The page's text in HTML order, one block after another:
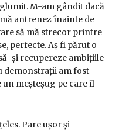
M-am gândit dacă
antrenez înainte de
să mă strecor printre
perfecte. Aș fi părut o
și recupereze ambițiile
demonstrații am fost
meșteșug pe care îl
Pare ușor și